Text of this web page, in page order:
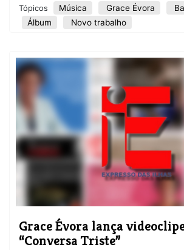
Tópicos Música Grace Évora
Álbum
Novo trabalho
​Grace Évora lança
“Conversa Triste”